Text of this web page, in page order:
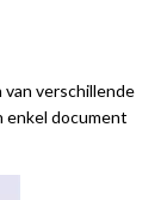
verschillende
enkel document